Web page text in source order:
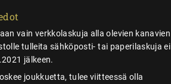
vain verkkolaskuja alla olevien kanavien
tulleita sähköposti- tai paperilaskuja ei
jälkeen.
joukkuetta, tulee viitteessä olla